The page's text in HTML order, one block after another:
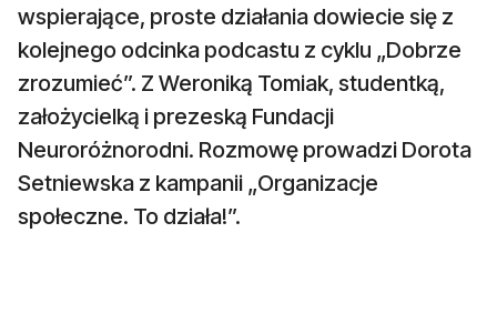
wspierające, proste działania dowiecie się z
kolejnego odcinka podcastu z cyklu „Dobrze
zrozumieć”. Z Weroniką Tomiak, studentką,
założycielką i prezeską Fundacji
Neuroróżnorodni. Rozmowę prowadzi Dorota
Setniewska z kampanii „Organizacje
społeczne. To działa!”.